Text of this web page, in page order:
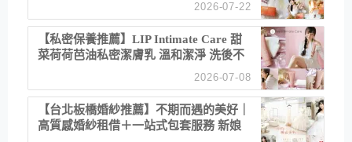
2026-07-22
【私密保養推薦】LIP Intimate Care 甜
菜荷荷芭油私密潔膚乳 溫和潔淨 洗後不
2026-07-08
【台北板橋婚紗推薦】不期而遇的美好｜
高質感婚紗租借＋一站式包套服務 新娘